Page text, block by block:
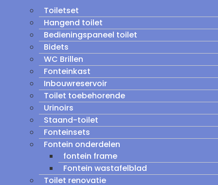
Toiletset
Hangend toilet
Bedieningspaneel toilet
Bidets
WC Brillen
Fonteinkast
Inbouwreservoir
Toilet toebehorende
Urinoirs
Staand-toilet
Fonteinsets
Fontein onderdelen
fontein frame
Fontein wastafelblad
Toilet renovatie